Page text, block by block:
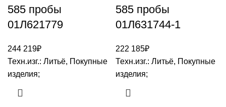
585 пробы
01Л621779
244 219₽
Техн.изг.: Литьё, Покупные
изделия;
585 пробы
01Л631744-1
222 185₽
Техн.изг.: Литьё, Покупные
изделия;